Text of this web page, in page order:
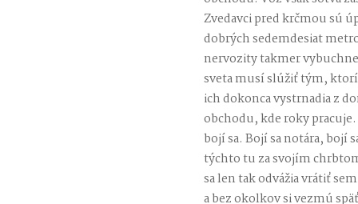
Zvedavci pred krčmou sú
dobrých sedemdesiat
nervozity takmer
sveta musí slúžiť tým,
ich dokonca vystrnadia z
obchodu, kde roky
bojí sa. Bojí sa notára, bojí
týchto tu za svojím
sa len tak odvážia vrátiť
a bez okolkov si vezmú